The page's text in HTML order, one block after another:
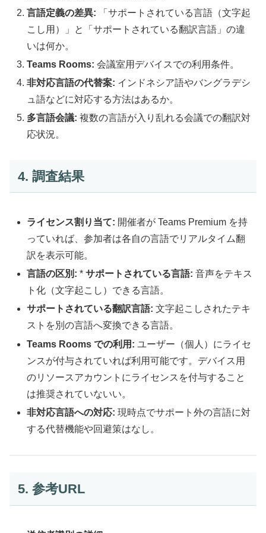
言語定義の差異: 「サポートされている言語（文字起
こし用）」と「サポートされている翻訳言語」の違
いは何か。
Teams Rooms: 会議室用デバイスでの利用条件。
非対応言語の代替案: インドネシア語やバングラデシ
ュ語などに対応する方法はあるか。
多言語会議: 複数の言語が入り乱れる会議での翻訳対
応状況。
4. 調査結果
ライセンス割り当て: 開催者が Teams Premium を持
っていれば、参加者は各自の言語でリアルタイム翻
訳を表示可能。
言語の区別: *サポートされている言語: 音声をテキス
ト化（文字起こし）できる言語。
サポートされている翻訳言語: 文字起こしされたテキ
ストを別の言語へ変換できる言語。
Teams Rooms での利用: ユーザー（個人）にライセ
ンスが付与されていれば利用可能です。デバイス用
のリソースアカウントにライセンスを付与すること
は推奨されていないい。
非対応言語への対応: 現時点でサポート外の言語に対
する代替機能や回避策はなし。
5. 参考URL